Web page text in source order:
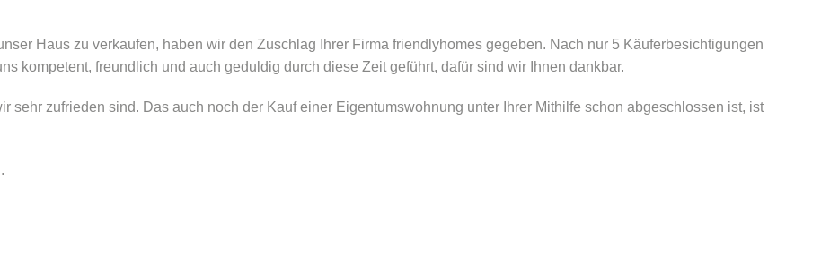
Haus zu verkaufen, haben wir den Zuschlag Ihrer Firma friendlyhomes gegeben. Nach nur 5 Käuferbesichtigungen
kompetent, freundlich und auch geduldig durch diese Zeit geführt, dafür sind wir Ihnen dankbar.
sehr zufrieden sind. Das auch noch der Kauf einer Eigentumswohnung unter Ihrer Mithilfe schon abgeschlossen ist, ist